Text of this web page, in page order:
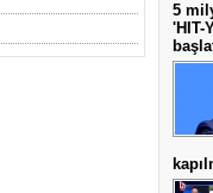
5
'HIT-